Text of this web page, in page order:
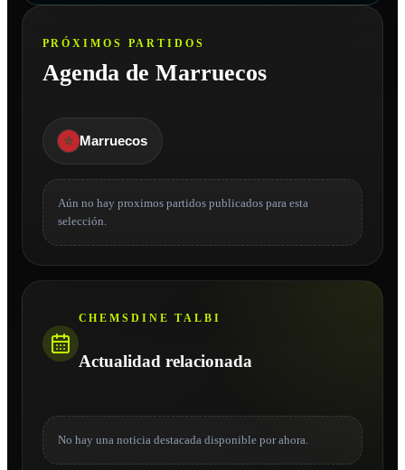
PRÓXIMOS PARTIDOS
Agenda de Marruecos
Marruecos
Aún no hay proximos partidos publicados para esta
selección.
CHEMSDINE TALBI
Actualidad relacionada
No hay una noticia destacada disponible por ahora.